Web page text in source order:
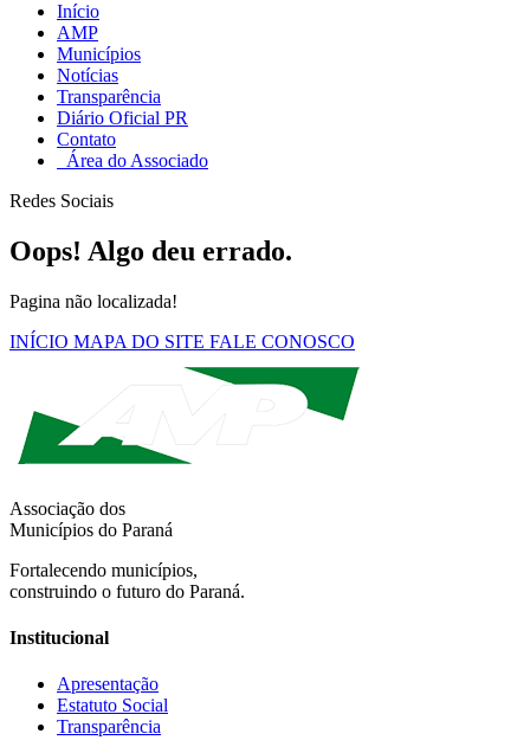
Início
AMP
Municípios
Notícias
Transparência
Diário Oficial PR
Contato
Área do Associado
Redes Sociais
Oops! Algo deu errado.
Pagina não localizada!
INÍCIO MAPA DO SITE FALE CONOSCO
Associação dos
Municípios do Paraná
Fortalecendo municípios,
construindo o futuro do Paraná.
Institucional
Apresentação
Estatuto Social
Transparência